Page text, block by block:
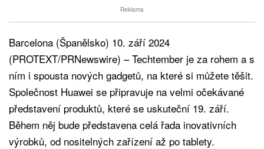
Reklama
Barcelona (Španělsko) 10. září 2024
(PROTEXT/PRNewswire) – Techtember je za rohem a s
ním i spousta nových gadgetů, na které si můžete těšit.
Společnost Huawei se připravuje na velmi očekávané
představení produktů, které se uskuteční 19. září.
Během něj bude představena celá řada inovativních
výrobků, od nositelných zařízení až po tablety.